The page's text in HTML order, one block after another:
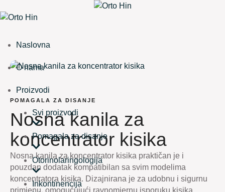
Naslovna
O nama
Proizvodi
Svi proizvodi
Pomagala za disanje
Otorinolaringologija
Inkontinencija
POMAGALA ZA DISANJE
Nosna kanila za
koncentrator kisika
Nosna kanila za koncentrator kisika praktičan je i
pouzdan dodatak kompatibilan sa svim modelima
koncentratora kisika. Dizajnirana je za udobnu i sigurnu
primjenu, omogućujući ravnomjernu isporuku kisika